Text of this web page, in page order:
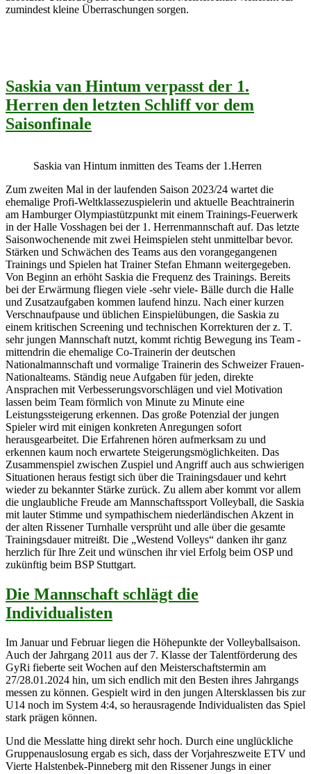
zumindest kleine Überraschungen sorgen.
Saskia van Hintum verpasst der 1.
Herren den letzten Schliff vor dem
Saisonfinale
Saskia van Hintum inmitten des Teams der 1.Herren
Zum zweiten Mal in der laufenden Saison 2023/24 wartet die
ehemalige Profi-Weltklassezuspielerin und aktuelle Beachtrainerin
am Hamburger Olympiastützpunkt mit einem Trainings-Feuerwerk
in der Halle Vosshagen bei der 1. Herrenmannschaft auf. Das letzte
Saisonwochenende mit zwei Heimspielen steht unmittelbar bevor.
Stärken und Schwächen des Teams aus den vorangegangenen
Trainings und Spielen hat Trainer Stefan Ehmann weitergegeben.
Von Beginn an erhöht Saskia die Frequenz des Trainings. Bereits
bei der Erwärmung fliegen viele -sehr viele- Bälle durch die Halle
und Zusatzaufgaben kommen laufend hinzu. Nach einer kurzen
Verschnaufpause und üblichen Einspielübungen, die Saskia zu
einem kritischen Screening und technischen Korrekturen der z. T.
sehr jungen Mannschaft nutzt, kommt richtig Bewegung ins Team -
mittendrin die ehemalige Co-Trainerin der deutschen
Nationalmannschaft und vormalige Trainerin des Schweizer Frauen-
Nationalteams. Ständig neue Aufgaben für jeden, direkte
Ansprachen mit Verbesserungsvorschlägen und viel Motivation
lassen beim Team förmlich von Minute zu Minute eine
Leistungssteigerung erkennen. Das große Potenzial der jungen
Spieler wird mit einigen konkreten Anregungen sofort
herausgearbeitet. Die Erfahrenen hören aufmerksam zu und
erkennen kaum noch erwartete Steigerungsmöglichkeiten. Das
Zusammenspiel zwischen Zuspiel und Angriff auch aus schwierigen
Situationen heraus festigt sich über die Trainingsdauer und kehrt
wieder zu bekannter Stärke zurück. Zu allem aber kommt vor allem
die unglaubliche Freude am Mannschaftssport Volleyball, die Saskia
mit lauter Stimme und sympathischem niederländischen Akzent in
der alten Rissener Turnhalle versprüht und alle über die gesamte
Trainingsdauer mitreißt. Die „Westend Volleys“ danken ihr ganz
herzlich für Ihre Zeit und wünschen ihr viel Erfolg beim OSP und
zukünftig beim BSP Stuttgart.
Die Mannschaft schlägt die
Individualisten
Im Januar und Februar liegen die Höhepunkte der Volleyballsaison.
Auch der Jahrgang 2011 aus der 7. Klasse der Talentförderung des
GyRi fieberte seit Wochen auf den Meisterschaftstermin am
27/28.01.2024 hin, um sich endlich mit den Besten ihres Jahrgangs
messen zu können. Gespielt wird in den jungen Altersklassen bis zur
U14 noch im System 4:4, so herausragende Individualisten das Spiel
stark prägen können.
Und die Messlatte hing direkt sehr hoch. Durch eine unglückliche
Gruppenauslosung ergab es sich, dass der Vorjahreszweite ETV und
Vierte Halstenbek-Pinneberg mit den Rissener Jungs in einer